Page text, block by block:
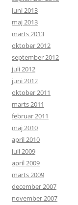
juni 2013
maj 2013
marts 2013
oktober 2012
september 2012
juli 2012
juni 2012
oktober 2011
marts 2011
februar 2011
maj 2010
april 2010
juli 2009
april 2009
marts 2009
december 2007
november 2007